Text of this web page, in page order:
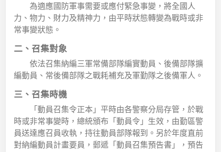
為適應國防軍事需要或應付緊急事變，將全國人
力、物力、財力及精神力，由平時狀態轉變為戰時或非
常事變狀態。
二、召集對象
依法召集納編三軍常備部隊編實動員、後備部隊擴
編動員、常後備部隊之戰耗補充及軍勤隊之後備軍人。
三、召集時機
「動員召集令正本」平時由各警察分局存管，於戰
時或非常事變時，總統頒布「動員令」生效，由勤區警
員送達應召員收執，持往動員部隊報到。另於年度直前
對納編動員計畫要員，郵遞「動員召集預告書」，預告